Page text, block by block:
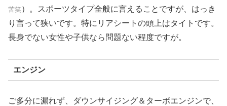
苦笑）。スポーツタイプ全般に言えることですが、はっき
り言って狭いです。特にリアシートの頭上はタイトです。
長身でない女性や子供なら問題ない程度ですが。
エンジン
ご多分に漏れず、ダウンサイジング＆ターボエンジンで、